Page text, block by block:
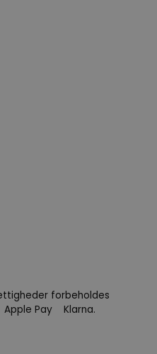
forbeholdes
Pay Klarna.